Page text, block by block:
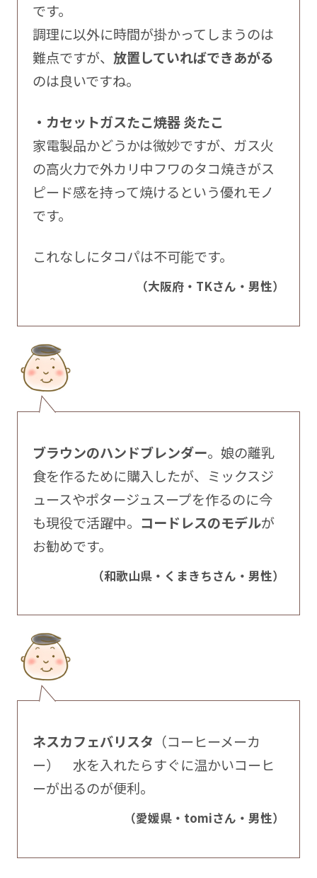
です。
調理に以外に時間が掛かってしまうのは
難点ですが、 放置していればできあがる
のは良いですね。
・カセットガスたこ焼器 炎たこ
家電製品かどうかは微妙ですが、ガス火
の高火力で外カリ中フワのタコ焼きがス
ピード感を持って焼けるという優れモノ
です。
これなしにタコパは不可能です。
（大阪府・TKさん・男性）
ブラウンのハンドブレンダー。娘の離乳
食を作るために購入したが、ミックスジ
ュースやポタージュスープを作るのに今
も現役で活躍中。 コードレスのモデルが
お勧めです。
（和歌山県・くまきちさん・男性）
ネスカフェバリスタ （コーヒーメーカ
ー） 水を入れたらすぐに温かいコーヒ
ーが出るのが便利。
（愛媛県・tomiさん・男性）